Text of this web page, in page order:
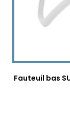
Fauteuil bas